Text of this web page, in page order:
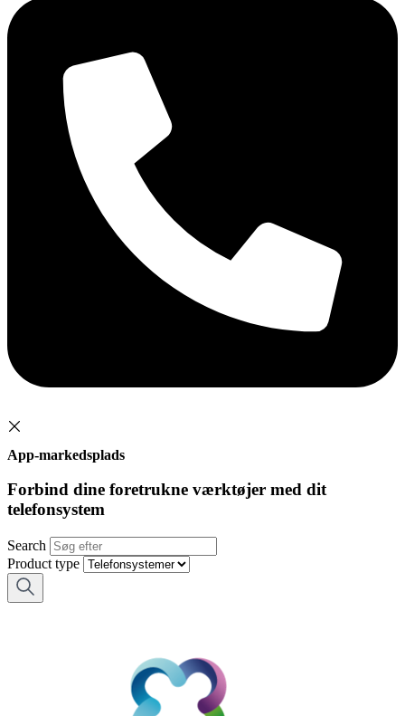
App-markedsplads
Forbind dine foretrukne værktøjer med dit
telefonsystem
Search
Product type